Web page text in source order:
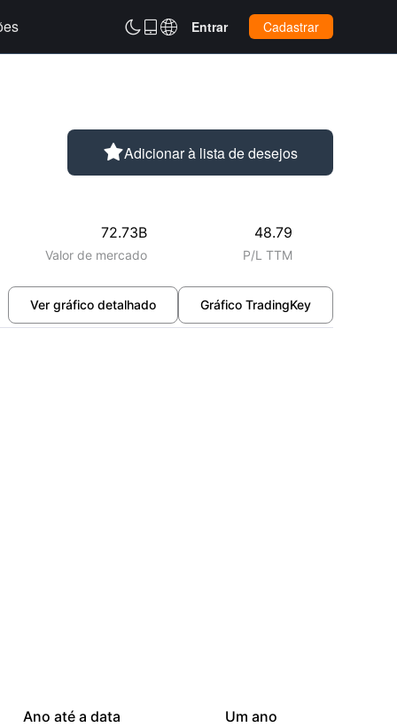
 Entrar Cadastrar
Adicionar à lista de desejos
72.73B
Valor de mercado
48.79
P/L TTM
Ver gráfico detalhado Gráfico TradingKey
Ano até a data
Um ano